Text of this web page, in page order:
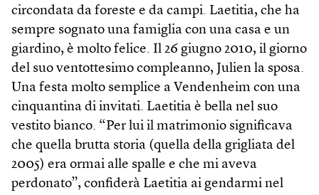
circondata da foreste e da campi. Laetitia, che ha
sempre sognato una famiglia con una casa e un
giardino, è molto felice. Il 26 giugno 2010, il giorno
del suo ventottesimo compleanno, Julien la sposa.
Una festa molto semplice a Vendenheim con una
cinquantina di invitati. Laetitia è bella nel suo
vestito bianco. “Per lui il matrimonio significava
che quella brutta storia (quella della grigliata del
2005) era ormai alle spalle e che mi aveva
perdonato”, confiderà Laetitia ai gendarmi nel